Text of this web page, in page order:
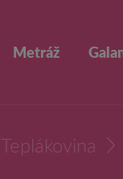
Metráž
Teplákovina